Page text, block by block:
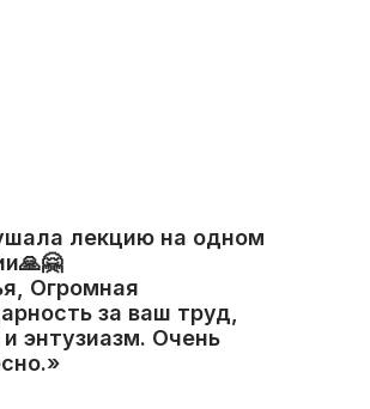
лекцию на одном
Огромная
за ваш труд,
и энтузиазм. Очень